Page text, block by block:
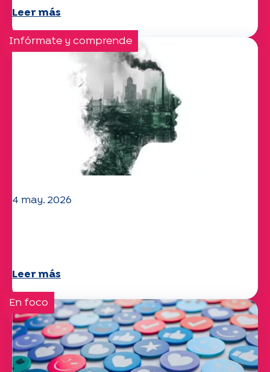
Leer más
Infórmate y comprende
4 may. 2026
Leer más
En foco